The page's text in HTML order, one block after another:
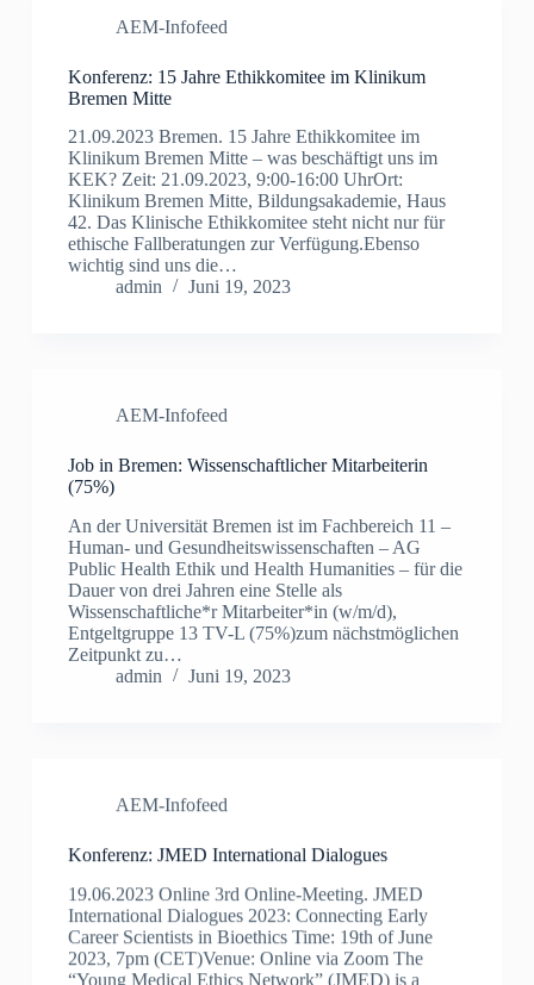
AEM-Infofeed
Konferenz: 15 Jahre Ethikkomitee im Klinikum
Bremen Mitte
21.09.2023 Bremen. 15 Jahre Ethikkomitee im
Klinikum Bremen Mitte – was beschäftigt uns im
KEK? Zeit: 21.09.2023, 9:00-16:00 UhrOrt:
Klinikum Bremen Mitte, Bildungsakademie, Haus
42. Das Klinische Ethikkomitee steht nicht nur für
ethische Fallberatungen zur Verfügung.Ebenso
wichtig sind uns die…
admin
Juni 19, 2023
AEM-Infofeed
Job in Bremen: Wissenschaftlicher Mitarbeiterin
(75%)
An der Universität Bremen ist im Fachbereich 11 –
Human- und Gesundheitswissenschaften – AG
Public Health Ethik und Health Humanities – für die
Dauer von drei Jahren eine Stelle als
Wissenschaftliche*r Mitarbeiter*in (w/m/d),
Entgeltgruppe 13 TV-L (75%)zum nächstmöglichen
Zeitpunkt zu…
admin
Juni 19, 2023
AEM-Infofeed
Konferenz: JMED International Dialogues
19.06.2023 Online 3rd Online-Meeting. JMED
International Dialogues 2023: Connecting Early
Career Scientists in Bioethics Time: 19th of June
2023, 7pm (CET)Venue: Online via Zoom The
“Young Medical Ethics Network” (JMED) is a